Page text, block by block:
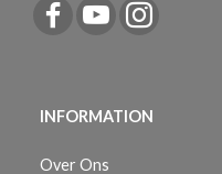
INFORMATION
Over Ons